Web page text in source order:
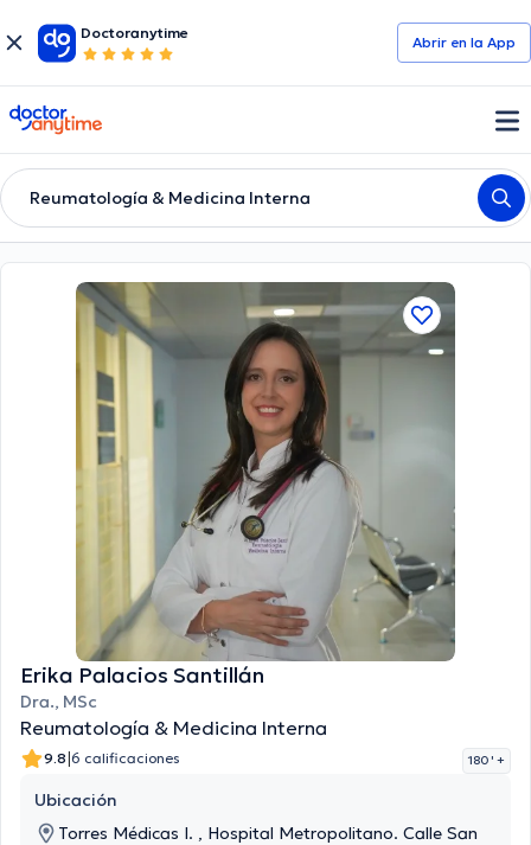
Doctoranytime
Abrir en la App
doctoranytime
Reumatología & Medicina Interna
Erika Palacios Santillán
Dra., MSc
Reumatología & Medicina Interna
9.8|6 calificaciones 180 ' +
Ubicación
Torres Médicas I. , Hospital Metropolitano. Calle San